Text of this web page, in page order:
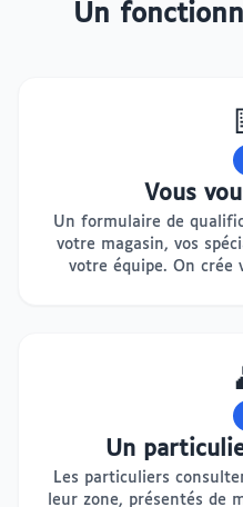
Un
Vous
Un formulaire de
votre magasin, vos
votre équipe. On crée
Un
Les particuliers
leur zone, présentés de